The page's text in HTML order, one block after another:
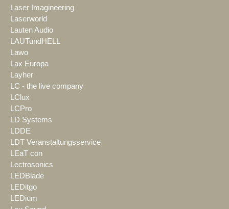
Laser Imagineering
Laserworld
Lauten Audio
LAUTundHELL
Lawo
Lax Europa
Layher
LC - the live company
LClux
LCPro
LD Systems
LDDE
LDT Veranstaltungsservice
LEaT con
Lectrosonics
LEDBlade
LEDitgo
LEDium